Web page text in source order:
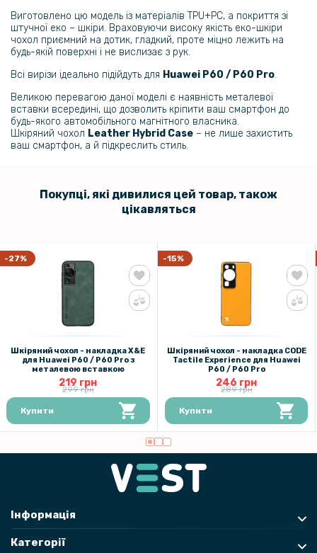
299 грн
Гідрогелева плівка iNobi Matte для Huawei Honor P60 Pro, Матова
159 грн
199 грн
Протиударна гідрогелева плівка Hydrogel Film для Huawei P60 Pro​
на задню панель, Transparent
Гідрогелева плівка iNobi Matte для Huawei P60 Pro​ на задню панель,
103 грн
129 грн
Захисне скло Tempered Glass 0,3mm 2.5D на камеру для Huawei
159 грн
199 грн
Протиударна гідрогелева плівка Hydrogel Film для Huawei Nova 12i,
Transparent
239 грн
299 грн
Гідрогелева плівка iNobi Matte для Huawei Nova 12i, Матова
Виготовлено цю модель із матеріалів TPU+PC, а покриття зі
штучної еко – шкіри. Враховуючи високу якість еко-шкіри
чохол приємний на дотик, гладкий, проте міцно лежить на
будь-якій поверхні і не вислизає з рук.
Всі вирізи ідеально підійдуть для Huawei P60 / P60 Pro.
Великою перевагою даної моделі є наявність металевої
вставки всередині, що дозволить кріпити ваш смартфон до
будь-якого автомобільного магнітного власника.
Шкіряний чохол Leather Hybrid Case – не лише захистить
ваш смартфон, а й підкреслить стиль.
Покупці, які дивилися цей товар, також
цікавляться
-27%
Шкіряний чохол - накладка X&E
для Huawei P60 / P60 Pro з
металевою вставкою
219 грн
299 грн
Купити
-15%
Шкіряний чохол - накладка CODE
Tactile Experience для Huawei
P60 / P60 Pro
246 грн
289 грн
Купити
Інформація
Категорії